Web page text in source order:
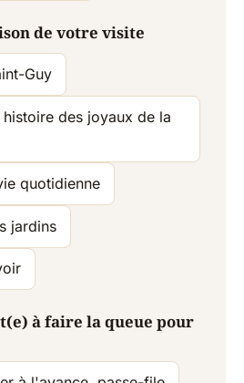
de votre visite
Guy
des joyaux de la
quotidienne
jardins
à faire la queue pour